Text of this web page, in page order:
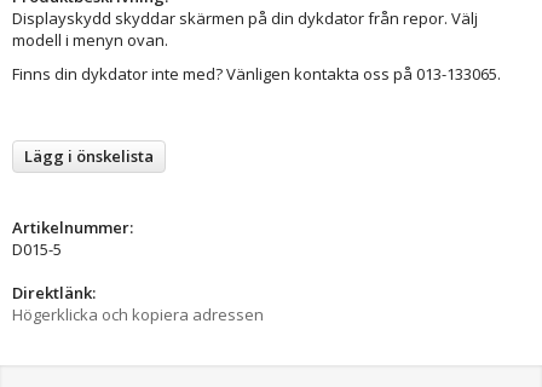
Displayskydd skyddar skärmen på din dykdator från repor. Välj
modell i menyn ovan.
Finns din dykdator inte med? Vänligen kontakta oss på 013-133065.
Lägg i önskelista
Artikelnummer:
D015-5
Direktlänk:
Högerklicka och kopiera adressen